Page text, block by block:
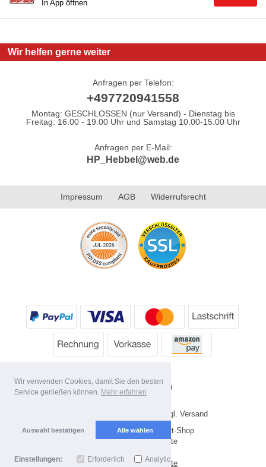
Wir verwenden Cookies, damit Sie den besten
Service genießen können. Mehr erfahren
Auswahl bestätigen Alle wählen
Einstellungen: Erforderlich Analytics
In App öffnen
Wir helfen gerne weiter
Anfragen per Telefon:
+497720941558
Montag: GESCHLOSSEN (nur Versand) - Dienstag bis
Freitag: 16.00 - 19.00 Uhr und Samstag 10.00-15.00 Uhr
Anfragen per E-Mail:
HP_Hebbel@web.de
Impressum AGB Widerrufsrecht
* Alle Preise inkl. MwSt. evtl. zzgl. Versand
Copyright 2026 by HP's Sport-Shop
Mobile Shop by Shopgate
Zur klassischen Webseite